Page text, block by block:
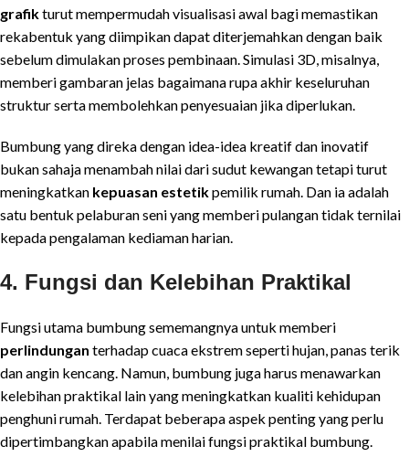
grafikturut mempermudah visualisasi awal bagi memastikan
rekabentuk yang diimpikan dapat diterjemahkan dengan baik
sebelum dimulakan proses pembinaan. Simulasi 3D, misalnya,
memberi gambaran jelas bagaimana rupa akhir keseluruhan
struktur serta membolehkan penyesuaian jika diperlukan.
Bumbung yang direka dengan idea-idea kreatif dan inovatif
bukan sahaja menambah nilai dari sudut kewangan tetapi turut
meningkatkan kepuasan estetikpemilik rumah. Dan ia adalah
satu bentuk pelaburan seni yang memberi pulangan tidak ternilai
kepada pengalaman kediaman harian.
4. Fungsi dan Kelebihan Praktikal
Fungsi utama bumbung sememangnya untuk memberi
perlindungan terhadap cuaca ekstrem seperti hujan, panas terik
dan angin kencang. Namun, bumbung juga harus menawarkan
kelebihan praktikal lain yang meningkatkan kualiti kehidupan
penghuni rumah. Terdapat beberapa aspek penting yang perlu
dipertimbangkan apabila menilai fungsi praktikal bumbung.